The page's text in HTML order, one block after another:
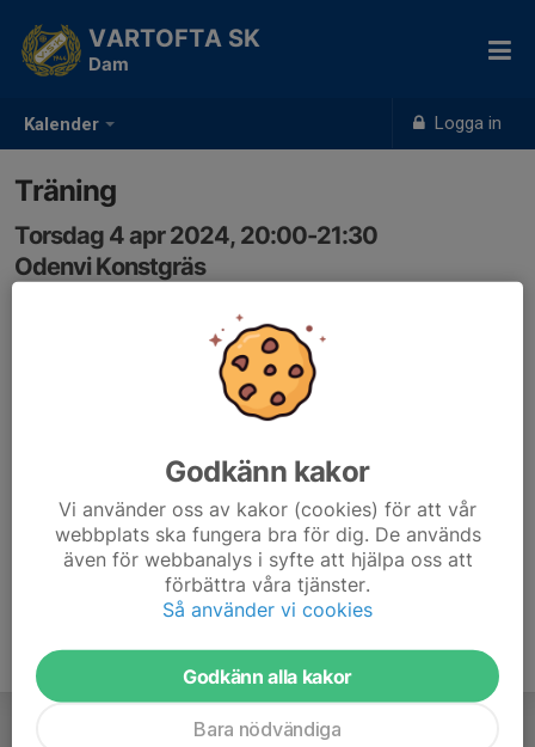
Kalender Logga in
VARTOFTA SK
Dam
Träning
Torsdag 4 apr 2024, 20:00-21:30
Odenvi Konstgräs
Godkänn kakor
Vi använder oss av kakor (cookies) för att vår
webbplats ska fungera bra för dig. De används
även för webbanalys i syfte att hjälpa oss att
förbättra våra tjänster.
Så använder vi cookies
Godkänn alla kakor
Bara nödvändiga